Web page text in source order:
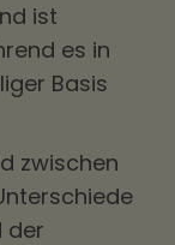
ist
es in
Basis
zwischen
der